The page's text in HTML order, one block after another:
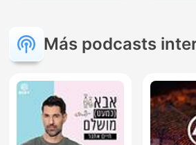
Más podcasts